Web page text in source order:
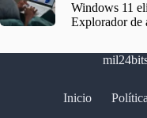
Windows 11
Explorador de
Inicio